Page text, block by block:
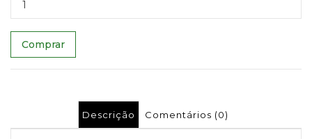
Comprar
Descrição Comentários (0)